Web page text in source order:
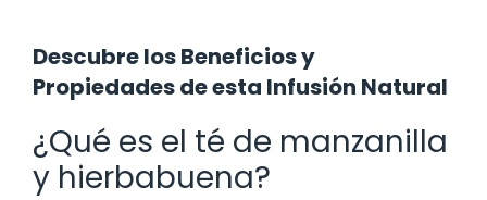
Descubre los Beneficios y
Propiedades de esta Infusión Natural
¿Qué es el té de manzanilla
y hierbabuena?